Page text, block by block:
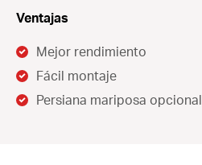
Ventajas
Mejor rendimiento
Fácil montaje
Persiana mariposa opcional